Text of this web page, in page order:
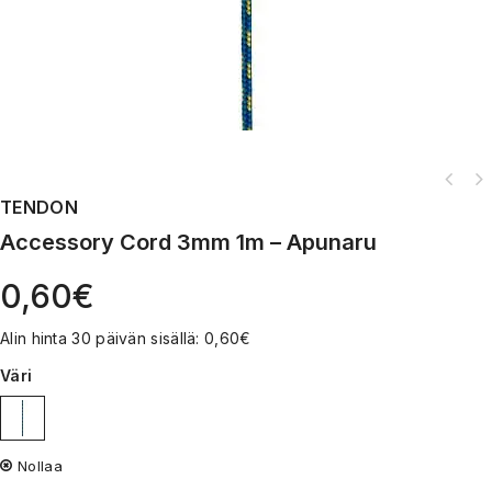
TENDON
Accessory Cord 3mm 1m – Apunaru
0,60€
Alin hinta 30 päivän sisällä:0,60€
Väri
Nollaa